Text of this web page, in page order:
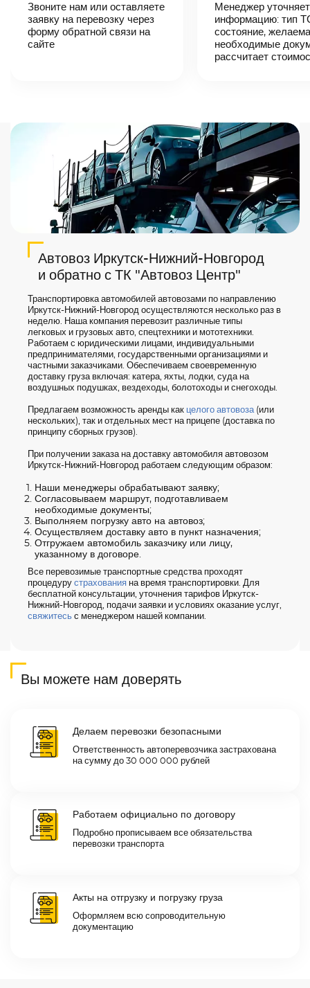
логист
свяжется с
вами,
согласует
Звоните нам или оставляете
заявку на перевозку через
форму обратной связи на
сайте
Менеджер уточняет
информацию: тип
состояние,
необходимые
рассчитает
Автовоз Иркутск-Нижний-Новгород
и обратно с ТК "Автовоз Центр"
Транспортировка автомобилей автовозами по направлению
Иркутск-Нижний-Новгород осуществляются несколько раз в
неделю. Наша компания перевозит различные типы
легковых и грузовых авто, спецтехники и мототехники.
Работаем с юридическими лицами, индивидуальными
предпринимателями, государственными организациями и
частными заказчиками. Обеспечиваем своевременную
доставку груза включая: катера, яхты, лодки, суда на
воздушных подушках, вездеходы, болотоходы и снегоходы.
Предлагаем возможность аренды как целого автовоза(или
нескольких), так и отдельных мест на прицепе (доставка по
принципу сборных грузов).
При получении заказа на доставку автомобиля автовозом
Иркутск-Нижний-Новгород работаем следующим образом:
Наши менеджеры обрабатывают заявку;
Согласовываем маршрут, подготавливаем
необходимые документы;
Выполняем погрузку авто на автовоз;
Осуществляем доставку авто в пункт назначения;
Отгружаем автомобиль заказчику или лицу,
указанному в договоре.
Все перевозимые транспортные средства проходят
процедуру страхования на время транспортировки. Для
бесплатной консультации, уточнения тарифов Иркутск-
Нижний-Новгород, подачи заявки и условиях оказание услуг,
свяжитесь с менеджером нашей компании.
Вы можете нам доверять
Делаем перевозки безопасными
Ответственность автоперевозчика застрахована
на сумму до 30 000 000 рублей
Работаем официально по договору
Подробно прописываем все обязательства
перевозки транспорта
Акты на отгрузку и погрузку груза
Оформляем всю сопроводительную
документацию